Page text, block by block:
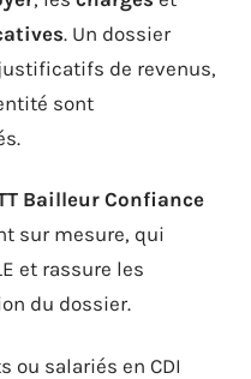
. Un dossier
de revenus,
sont
Bailleur Confiance
sur mesure, qui
et rassure les
du dossier.
ou salariés en CDI